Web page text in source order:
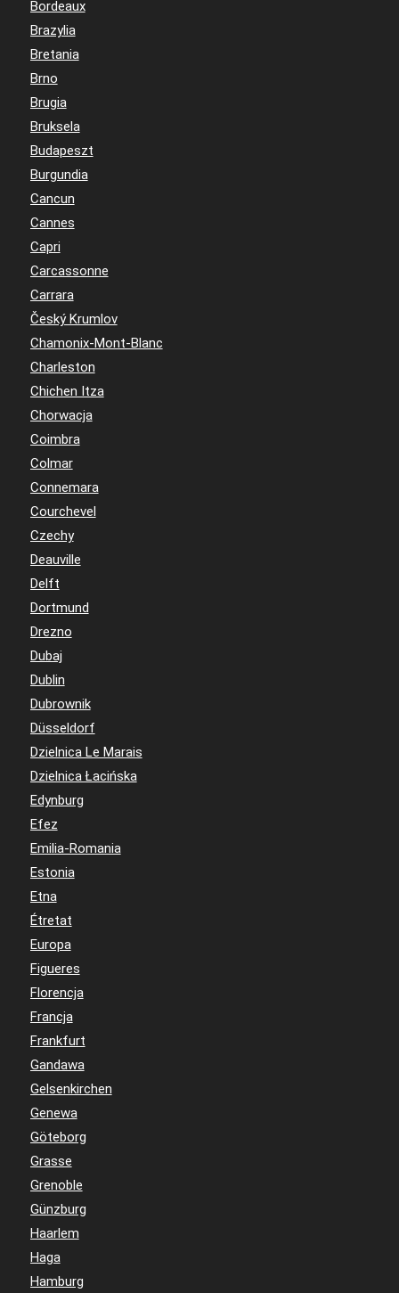
Bordeaux
Brazylia
Bretania
Brno
Brugia
Bruksela
Budapeszt
Burgundia
Cancun
Cannes
Capri
Carcassonne
Carrara
Český Krumlov
Chamonix-Mont-Blanc
Charleston
Chichen Itza
Chorwacja
Coimbra
Colmar
Connemara
Courchevel
Czechy
Deauville
Delft
Dortmund
Drezno
Dubaj
Dublin
Dubrownik
Düsseldorf
Dzielnica Le Marais
Dzielnica Łacińska
Edynburg
Efez
Emilia-Romania
Estonia
Etna
Étretat
Europa
Figueres
Florencja
Francja
Frankfurt
Gandawa
Gelsenkirchen
Genewa
Göteborg
Grasse
Grenoble
Günzburg
Haarlem
Haga
Hamburg